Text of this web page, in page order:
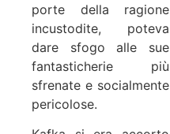
porte della ragione
incustodite, poteva
dare sfogo alle sue
fantasticherie più
sfrenate e socialmente
pericolose.